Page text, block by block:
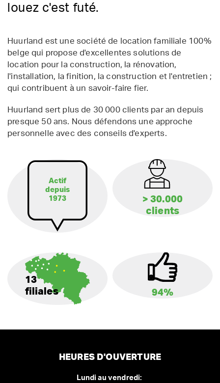
louez c'est futé.
Huurland est une société de location familiale 100%
belge qui propose d'excellentes solutions de
location pour la construction, la rénovation,
l'installation, la finition, la construction et l'entretien ;
qui contribuent à un savoir-faire fier.
Huurland sert plus de 30 000 clients par an depuis
presque 50 ans. Nous défendons une approche
personnelle avec des conseils d'experts.
Actif
depuis
1973
> 30.000
clients
13
filiales
94%
HEURES D'OUVERTURE
Lundi au vendredi: